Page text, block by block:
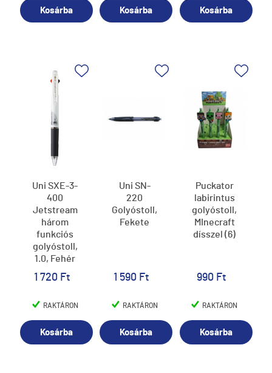
Kosárba Kosárba Kosárba
Uni SXE-3-
400
Jetstream
három
funkciós
golyóstoll,
1.0, Fehér
1 720 Ft
RAKTÁRON
Kosárba
Uni SN-
220
Golyóstoll,
Fekete
1 590 Ft
RAKTÁRON
Kosárba
Puckator
labirintus
golyóstoll,
MInecraft
dísszel (6)
990 Ft
RAKTÁRON
Kosárba